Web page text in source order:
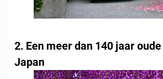
2. Een meer dan 140 jaar
Japan